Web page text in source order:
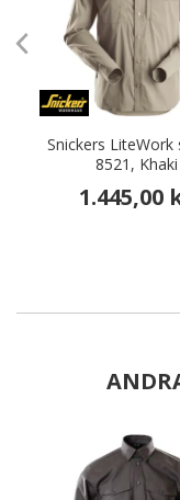
Snickers LiteWork
8521, Khaki
1.445,00